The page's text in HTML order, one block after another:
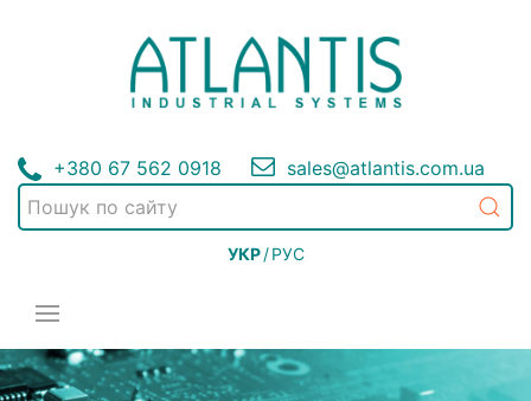
+380 67 562 0918 sales@atlantis.com.ua
УКР / РУС